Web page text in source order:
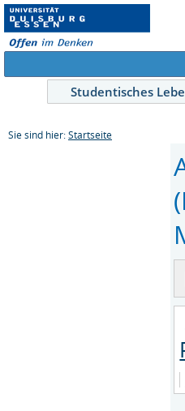
Studentisches
Sie sind hier: Startseite